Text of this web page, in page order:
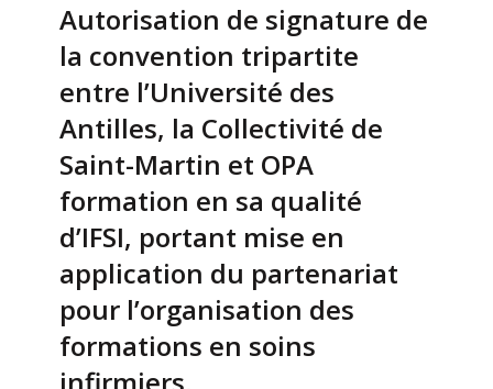
Autorisation de signature de
la convention tripartite
entre l’Université des
Antilles, la Collectivité de
Saint-Martin et OPA
formation en sa qualité
d’IFSI, portant mise en
application du partenariat
pour l’organisation des
formations en soins